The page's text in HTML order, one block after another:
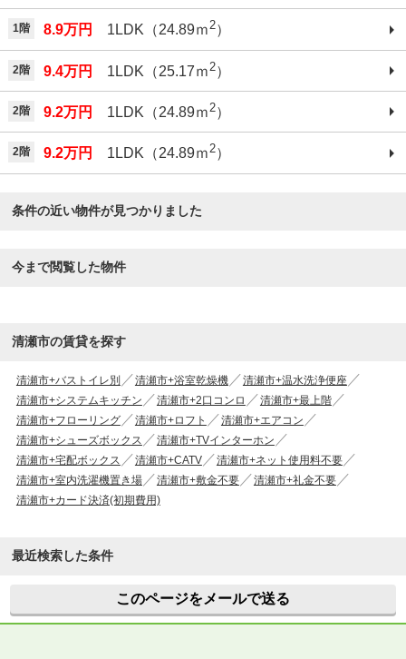
1階 8.9万円 1LDK（24.89ｍ2）
2階 9.4万円 1LDK（25.17ｍ 2）
2階 9.2万円 1LDK（24.89ｍ 2）
2階 9.2万円 1LDK（24.89ｍ2）
条件の近い物件が見つかりました
今まで閲覧した物件
清瀬市の賃貸を探す
清瀬市+バストイレ別 清瀬市+浴室乾燥機
清瀬市+温水洗浄便座
清瀬市+システムキッチン
清瀬市+2口コンロ
清瀬市+最上階
清瀬市+フローリング
清瀬市+ロフト
清瀬市+エアコン
清瀬市+シューズボックス
清瀬市+TVインターホン
清瀬市+宅配ボックス
清瀬市+CATV
清瀬市+ネット使用料不要
清瀬市+室内洗濯機置き場
清瀬市+敷金不要
清瀬市+礼金不要
清瀬市+カード決済(初期費用)
最近検索した条件
このページをメールで送る